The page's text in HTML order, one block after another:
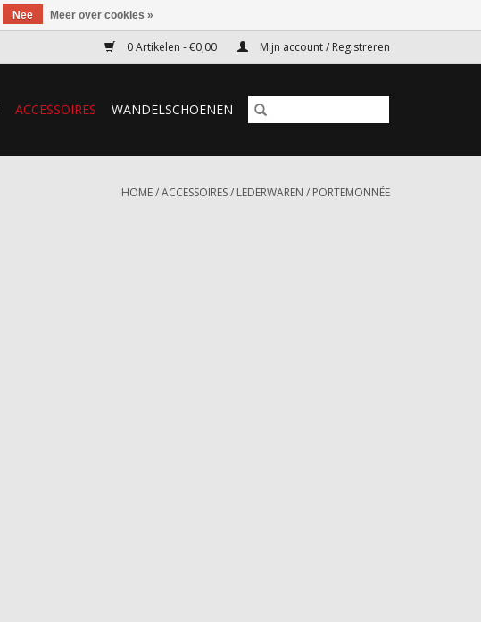
0 Artikelen - €0,00 Mijn account / Registreren
ACCESSOIRES WANDELSCHOENEN
HOME/ACCESSOIRES/ LEDERWAREN / PORTEMONNÉE
Nee Meer over cookies »